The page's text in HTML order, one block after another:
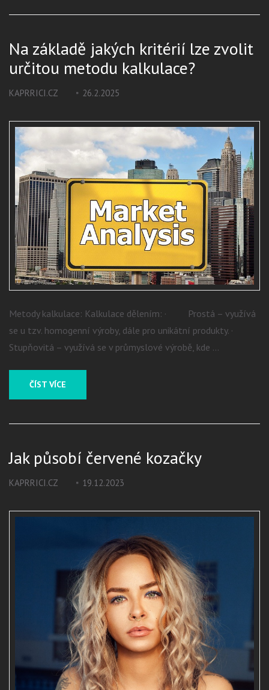
Na základě jakých kritérií lze zvolit
určitou metodu kalkulace?
KAPRRICI.CZ 26.2.2025
Metody kalkulace: Kalkulace dělením: · Prostá – využívá
se u tzv. homogenní výroby, dále pro unikátní produkty. ·
Stupňovitá – využívá se v průmyslové výrobě, kde …
ČÍST VÍCE
Jak působí červené kozačky
KAPRRICI.CZ 19.12.2023